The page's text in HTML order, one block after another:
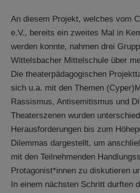
An diesem Projekt, welches vom
e.V., bereits ein zweites Mal in
werden konnte, nahmen drei
Wittelsbacher Mittelschule über
Die theaterpädagogischen
sich u.a. mit den Themen
Rassismus, Antisemitismus und
Theaterszenen wurden
Herausforderungen bis zum
Dilemmas dargestellt, um
mit den Teilnehmenden
Protagonist*innen zu diskutieren
In einem nächsten Schritt durften